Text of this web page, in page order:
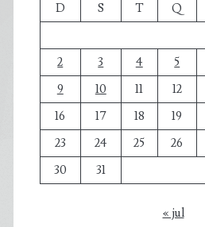
D
S T Q
2
3 4 5
9
10 11 12
16
17 18 19
23
24 25 26
30
31
« jul